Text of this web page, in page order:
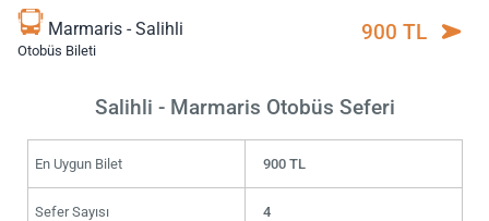
Marmaris - Salihli
Otobüs Bileti
900 TL
Salihli - Marmaris Otobüs Seferi
En Uygun Bilet 900 TL
Sefer Sayısı 4